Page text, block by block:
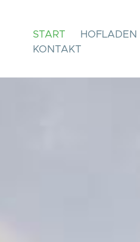
START HOFLADEN
KONTAKT